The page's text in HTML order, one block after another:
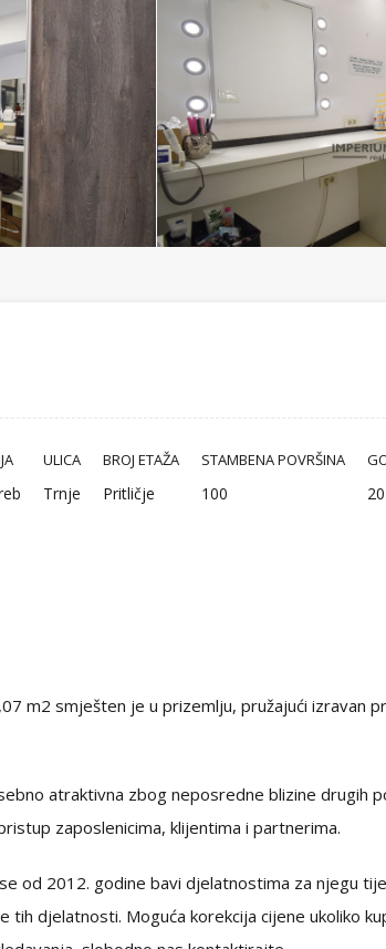
ULICA
Trnje
BROJ ETAŽA
Pritličje
STAMBENA POVRŠINA
100
m2 smješten je u prizemlju, pružajući izravan
atraktivna zbog neposredne blizine drugih
zaposlenicima, klijentima i partnerima.
od 2012. godine bavi djelatnostima za njegu
djelatnosti. Moguća korekcija cijene ukoliko